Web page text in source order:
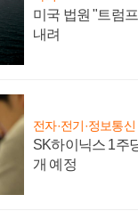
미국 법원 "트럼
내려
전자·전기·정보통신
SK하이닉스 1주
개 예정